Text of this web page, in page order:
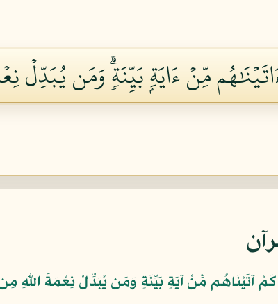
مِّنۡ ءَايَةِۭ بَيِّنَةٖۗ وَمَن يُبَدِّلۡ
آتَيْنَاهُم مِّنْ آيَةٍ بَيِّنَةٍ وَمَن يُبَدِّلْ نِعْمَةَ اللّهِ